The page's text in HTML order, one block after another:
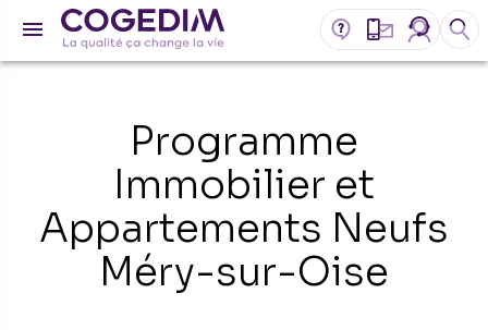
Programme
Immobilier et
Appartements Neufs
Méry-sur-Oise